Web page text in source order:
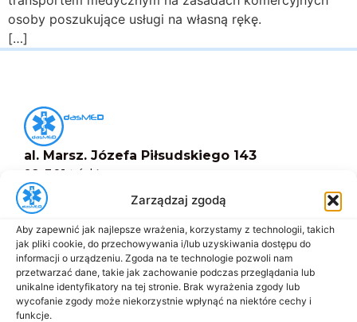
Zarządzaj zgodą
Aby zapewnić jak najlepsze wrażenia, korzystamy z technologii, takich
jak pliki cookie, do przechowywania i/lub uzyskiwania dostępu do
informacji o urządzeniu. Zgoda na te technologie pozwoli nam
przetwarzać dane, takie jak zachowanie podczas przeglądania lub
unikalne identyfikatory na tej stronie. Brak wyrażenia zgody lub
wycofanie zgody może niekorzystnie wpłynąć na niektóre cechy i
funkcje.
osoby poszukujące usługi na własną rękę.
[…]
al. Marsz. Józefa Piłsudskiego 143
92-301 Łódź
+48 517-333-173
Menu
Start
O nas